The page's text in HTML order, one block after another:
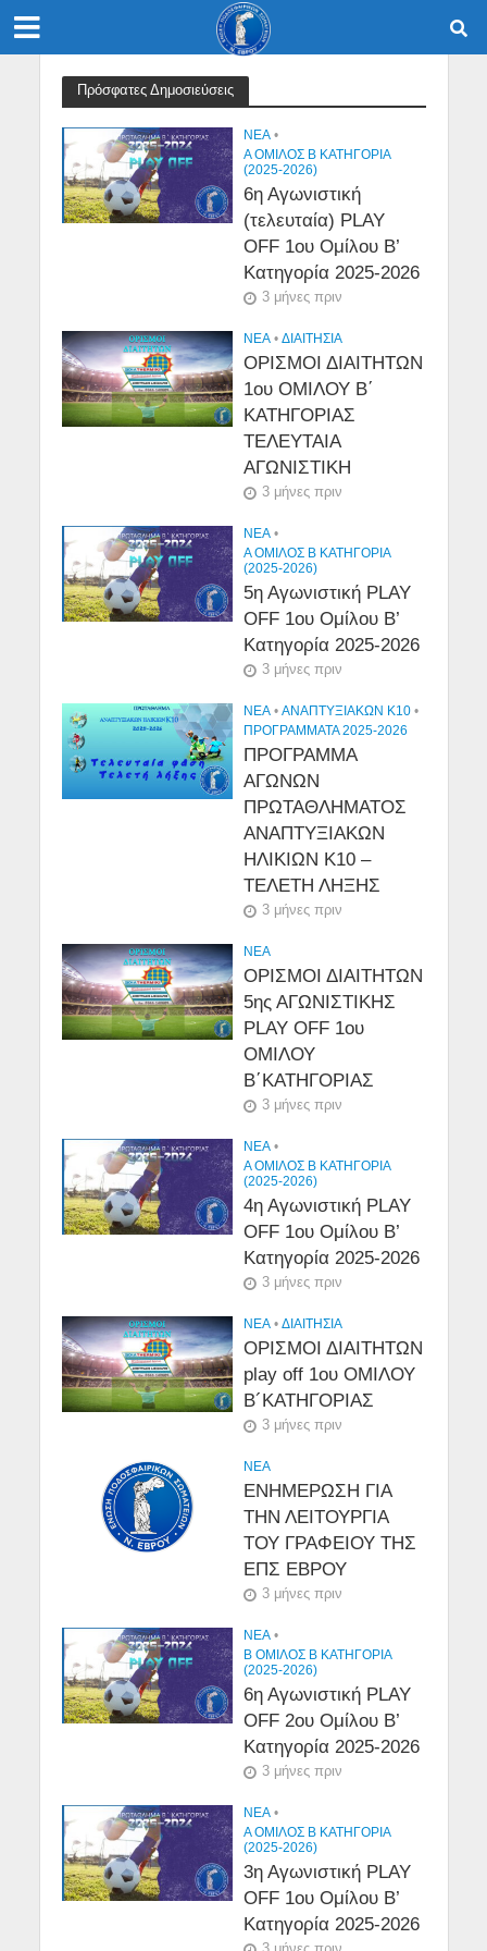
Πρόσφατες Δημοσιεύσεις
NEA •
Α ΟΜΙΛΟΣ Β ΚΑΤΗΓΟΡΙΑ
(2025-2026)
6η Αγωνιστική
(τελευταία) PLAY
OFF 1ου Ομίλου Β’
Κατηγορία 2025-2026
3 μήνες πριν
NEA • ΔΙΑΙΤΗΣΙΑ
ΟΡΙΣΜΟΙ ΔΙΑΙΤΗΤΩΝ
1ου ΟΜΙΛΟΥ Β΄
ΚΑΤΗΓΟΡΙΑΣ
ΤΕΛΕΥΤΑΙΑ
ΑΓΩΝΙΣΤΙΚΗ
3 μήνες πριν
NEA •
Α ΟΜΙΛΟΣ Β ΚΑΤΗΓΟΡΙΑ
(2025-2026)
5η Αγωνιστική PLAY
OFF 1ου Ομίλου Β’
Κατηγορία 2025-2026
3 μήνες πριν
NEA • ΑΝΑΠΤΥΞΙΑΚΩΝ Κ10 •
ΠΡΟΓΡΑΜΜΑΤΑ 2025-2026
ΠΡΟΓΡΑΜΜΑ
ΑΓΩΝΩΝ
ΠΡΩΤΑΘΛΗΜΑΤΟΣ
ΑΝΑΠΤΥΞΙΑΚΩΝ
ΗΛΙΚΙΩΝ Κ10 –
ΤΕΛΕΤΗ ΛΗΞΗΣ
3 μήνες πριν
NEA
ΟΡΙΣΜΟΙ ΔΙΑΙΤΗΤΩΝ
5ης ΑΓΩΝΙΣΤΙΚΗΣ
PLAY OFF 1ου
ΟΜΙΛΟΥ
Β΄ΚΑΤΗΓΟΡΙΑΣ
3 μήνες πριν
NEA •
Α ΟΜΙΛΟΣ Β ΚΑΤΗΓΟΡΙΑ
(2025-2026)
4η Αγωνιστική PLAY
OFF 1ου Ομίλου Β’
Κατηγορία 2025-2026
3 μήνες πριν
NEA • ΔΙΑΙΤΗΣΙΑ
ΟΡΙΣΜΟΙ ΔΙΑΙΤΗΤΩΝ
play off 1ου ΟΜΙΛΟΥ
Β´ΚΑΤΗΓΟΡΙΑΣ
3 μήνες πριν
NEA
ΕΝΗΜΕΡΩΣΗ ΓΙΑ
ΤΗΝ ΛΕΙΤΟΥΡΓΙΑ
ΤΟΥ ΓΡΑΦΕΙΟΥ ΤΗΣ
ΕΠΣ ΕΒΡΟΥ
3 μήνες πριν
NEA •
Β ΟΜΙΛΟΣ Β ΚΑΤΗΓΟΡΙΑ
(2025-2026)
6η Αγωνιστική PLAY
OFF 2ου Ομίλου Β’
Κατηγορία 2025-2026
3 μήνες πριν
NEA •
Α ΟΜΙΛΟΣ Β ΚΑΤΗΓΟΡΙΑ
(2025-2026)
3η Αγωνιστική PLAY
OFF 1ου Ομίλου Β’
Κατηγορία 2025-2026